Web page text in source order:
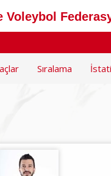
Voleybol
Sıralama